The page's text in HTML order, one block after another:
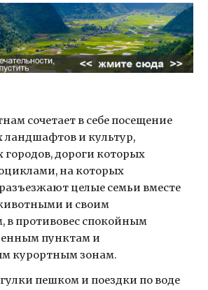
сочетает в себе посещение
ландшафтов и культур,
дороги которых
на которых
целые семьи вместе
и своим
в противовес спокойным
пунктам и
курортным зонам.
пешком и поездки по воде